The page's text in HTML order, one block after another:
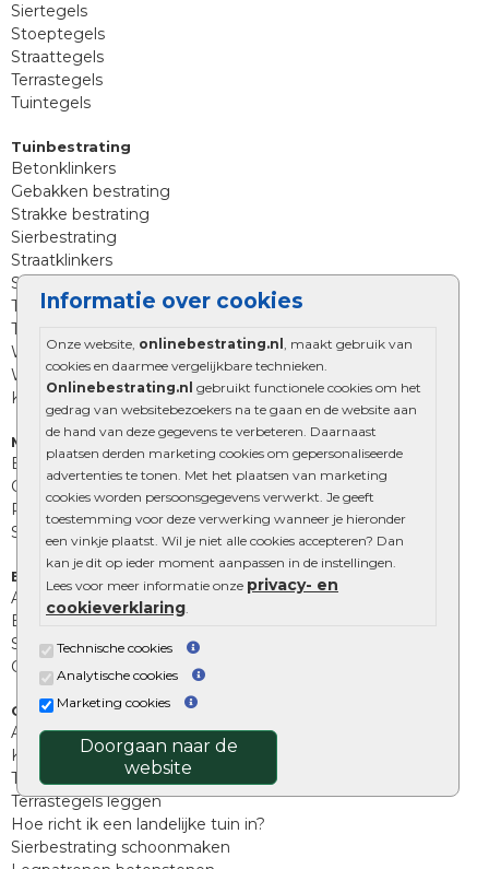
Informatie over cookies
Onze website, onlinebestrating.nl , maakt gebruik van
cookies en daarmee vergelijkbare technieken.
Onlinebestrating.nl gebruikt functionele cookies om het
gedrag van websitebezoekers na te gaan en de website aan
de hand van deze gegevens te verbeteren. Daarnaast
plaatsen derden marketing cookies om gepersonaliseerde
advertenties te tonen. Met het plaatsen van marketing
cookies worden persoonsgegevens verwerkt. Je geeft
toestemming voor deze verwerking wanneer je hieronder
een vinkje plaatst. Wil je niet alle cookies accepteren? Dan
kan je dit op ieder moment aanpassen in de instellingen.
Lees voor meer informatie onze privacy- en
cookieverklaring.
Technische cookies
Analytische cookies
Marketing cookies
Doorgaan naar de
website
Siertegels
Stoeptegels
Straattegels
Terrastegels
Tuintegels
Tuinbestrating
Betonklinkers
Gebakken bestrating
Strakke bestrating
Sierbestrating
Straatklinkers
Straatstenen
Trommelstenen
Tuinstenen
Waalformaat
Wildverband bestrating
Kingstones
Muurelementen
Betonbielzen
Opsluitbanden
Palissades
Stapelblokken
Extra benodigdheden
Afwatering en diversen
Beplantings en betonelementen
Split, grind en zand
Oprit tegels
Overig
Aanbiedingen
Kunstgras
Tuintegels outlet
Terrastegels leggen
Hoe richt ik een landelijke tuin in?
Sierbestrating schoonmaken